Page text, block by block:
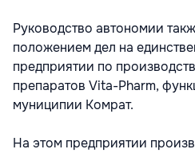
Руководство автономии
положением дел на
предприятии по
препаратов Vita-Pharm,
муниципии Комрат.
На этом предприятии